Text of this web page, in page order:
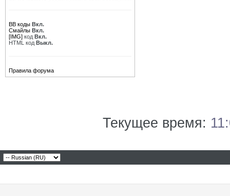
BB коды Вкл.
Смайлы Вкл.
[IMG] код Вкл.
HTML код Выкл.
Правила форума
Текущее время: